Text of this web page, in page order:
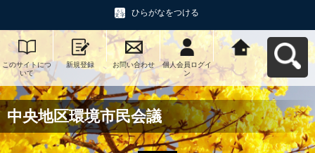
ひらがなをつける
このサイトにつ
いて
新規登録 お問い合わせ
個人会員ログイ
ン
八王子ｺﾐｭﾆﾃｨ活
動応援ｻｲﾄ はち
コミねっとへ戻
る
中央地区環境市民会議